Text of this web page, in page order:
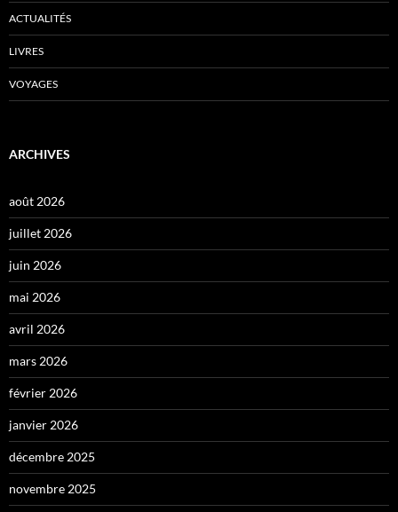
ACTUALITÉS
LIVRES
VOYAGES
ARCHIVES
août 2026
juillet 2026
juin 2026
mai 2026
avril 2026
mars 2026
février 2026
janvier 2026
décembre 2025
novembre 2025